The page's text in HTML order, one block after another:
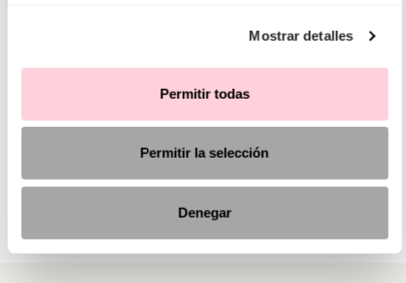
Mostrar detalles
Permitir todas
Permitir la selección
Denegar